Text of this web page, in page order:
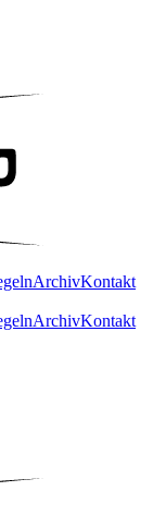
ArchivKontakt
ArchivKontakt